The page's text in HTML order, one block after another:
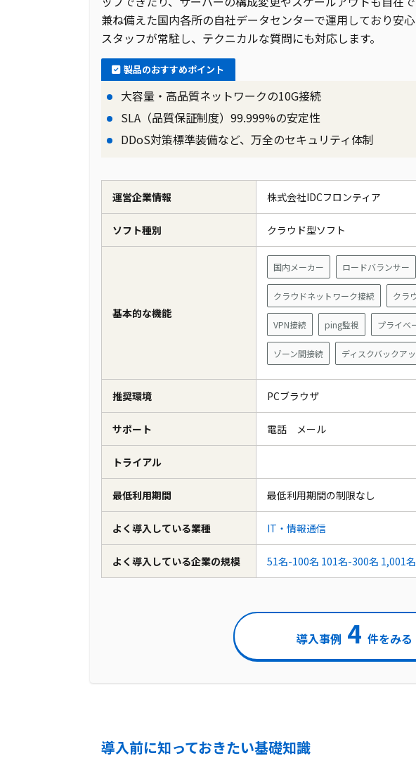
兼ね備えた国内各所の自社データセンターで運用しており安
スタッフが常駐し、テクニカルな質問にも対応します。
製品のおすすめポイント
大容量・高品質ネットワークの10G接続
SLA（品質保証制度）99.999%の安定性
DDoS対策標準装備など、万全のセキュリティ体制
運営企業情報 株式会社IDCフロンティア
ソフト種別 クラウド型ソフト
基本的な機能
国内メーカー ロードバランサー
クラウドネットワーク接続 クラ
VPN接続 ping監視 プライベ
ゾーン間接続 ディスクバックア
推奨環境 PCブラウザ
サポート 電話 メール
トライアル
最低利用期間 最低利用期間の制限なし
よく導入している業種 IT・情報通信
よく導入している企業の規模 51名-100名 101名-300名 1,001
導入事例 4 件をみる
導入前に知っておきたい基礎知識